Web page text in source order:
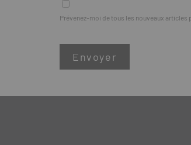
Prévenez-moi de tous les nouveaux articles